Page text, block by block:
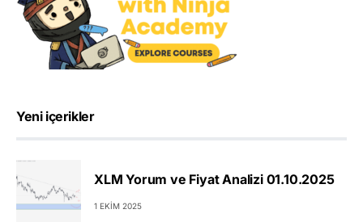
Yeni içerikler
XLM Yorum ve Fiyat Analizi 01.10.2025
1 EKIM 2025